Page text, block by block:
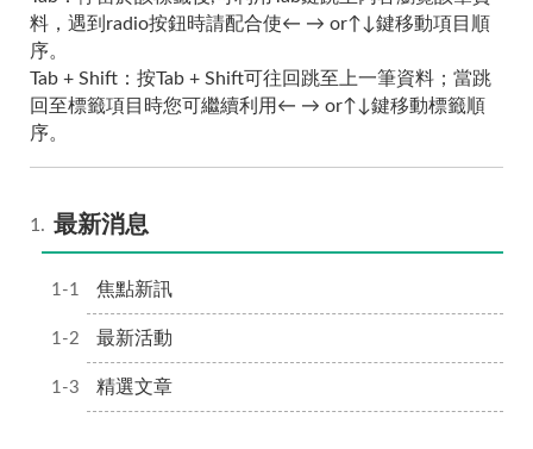
料，遇到radio按鈕時請配合使← → or↑↓鍵移動項目順
序。
Tab + Shift：按Tab + Shift可往回跳至上一筆資料；當跳
回至標籤項目時您可繼續利用← → or↑↓鍵移動標籤順
序。
最新消息
焦點新訊
最新活動
精選文章